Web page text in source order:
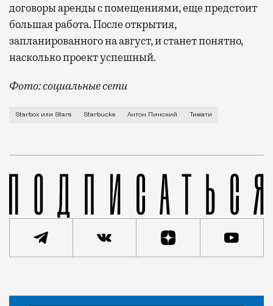
договоры аренды с помещениями, еще предстоит
большая работа. После открытия,
запланированного на август, и станет понятно,
насколько проект успешный.
Фото: социальные сети
Как уже известно, рэпер Тимати, ресторатор
Starbox или Stars Starbucks Антон Пинский Тимати
Статья
Редакция Москвич Mag